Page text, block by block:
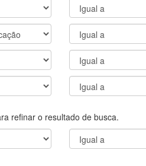
refinar o resultado de busca.